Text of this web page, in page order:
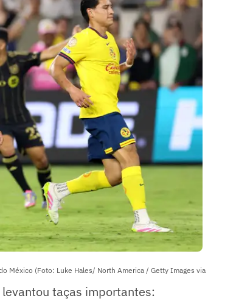
México (Foto: Luke Hales/ North America / Getty Images via
levantou taças importantes: